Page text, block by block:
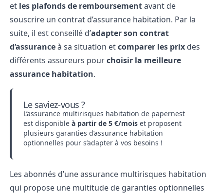
et les plafonds de remboursementavant de
souscrire un contrat d’assurance habitation. Par la
suite, il est conseillé d’adapter son contrat
d’assuranceà sa situation etcomparer les prix des
différents assureurs pourchoisir la meilleure
assurance habitation.
Le saviez-vous ?
L’assurance multirisques habitation de papernest
est disponible à partir de 5 €/mois et proposent
plusieurs garanties d’assurance habitation
optionnelles pour s’adapter à vos besoins !
Les abonnés d’une assurance multirisques habitation
qui propose une multitude de garanties optionnelles